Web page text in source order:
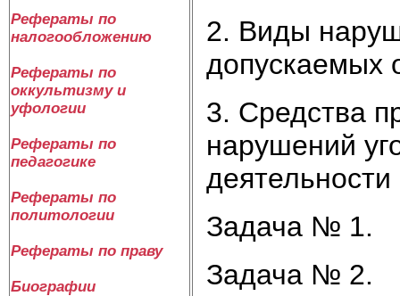
Рефераты по
налогообложению
Рефераты по
оккультизму и
уфологии
Рефераты по
педагогике
Рефераты по
политологии
Рефераты по праву
Биографии
2. Виды
допускаемых
3. Средства
нарушений
Задача № 1.
Задача № 2.